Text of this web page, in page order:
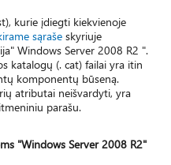
kurie įdiegti kiekvienoje
sąraše skyriuje
Windows Server 2008 R2 ".
katalogų (. cat) failai yra itin
komponentų būseną.
atributai neišvardyti, yra
parašu.
"Windows Server 2008 R2"